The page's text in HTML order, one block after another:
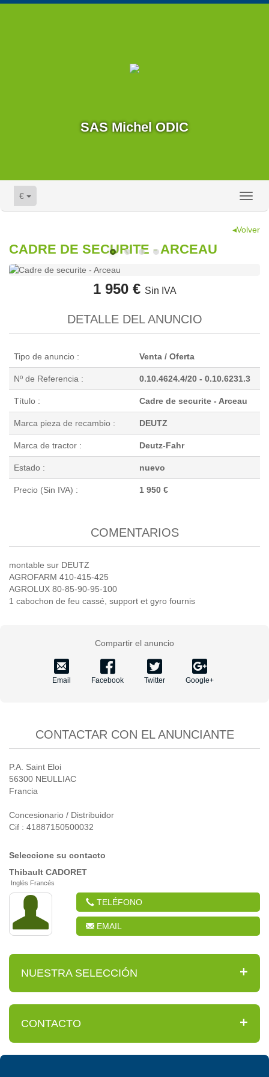
SAS Michel ODIC
€
◂Volver
CADRE DE SECURITE - ARCEAU
1 950 € Sin IVA
DETALLE DEL ANUNCIO
Tipo de anuncio : Venta / Oferta
Nº de Referencia : 0.10.4624.4/20 - 0.10.6231.3
Título : Cadre de securite - Arceau
Marca pieza de recambio : DEUTZ
Marca de tractor : Deutz-Fahr
Estado : nuevo
Precio (Sin IVA) : 1 950 €
COMENTARIOS
montable sur DEUTZ
AGROFARM 410-415-425
AGROLUX 80-85-90-95-100
1 cabochon de feu cassé, support et gyro fournis
Compartir el anuncio
Email Facebook Twitter Google+
CONTACTAR CON EL ANUNCIANTE
P.A. Saint Eloi
56300 NEULLIAC
Francia
Concesionario / Distribuidor
Cif : 41887150500032
Seleccione su contacto
Thibault CADORET
Inglés Francés
TELÉFONO
EMAIL
NUESTRA SELECCIÓN
CONTACTO